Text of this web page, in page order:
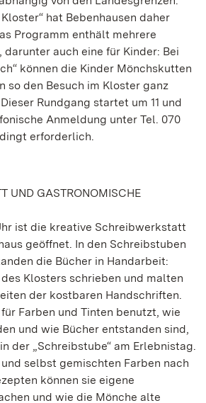
hat Bebenhausen daher
Programm enthält mehrere
darunter auch eine für Kinder: Bei
können die Kinder Mönchskutten
so den Besuch im Kloster ganz
Rundgang startet um 11 und
Anmeldung unter Tel. 070
erforderlich.
UND GASTRONOMISCHE
ist die kreative Schreibwerkstatt
geöffnet. In den Schreibstuben
die Bücher in Handarbeit:
Klosters schrieben und malten
der kostbaren Handschriften.
Farben und Tinten benutzt, wie
und wie Bücher entstanden sind,
der „Schreibstube“ am Erlebnistag.
selbst gemischten Farben nach
können sie eigene
und wie die Mönche alte